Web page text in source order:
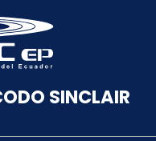
SINCLAIR